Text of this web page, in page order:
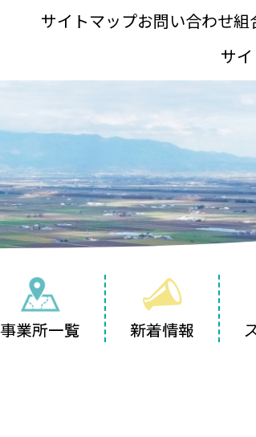
サイトマップお問い合わせ組
サ
事業所一覧 新着情報